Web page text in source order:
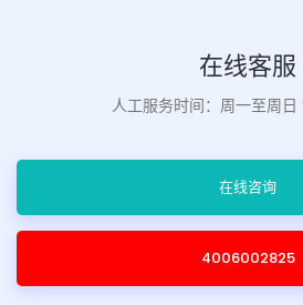
在线客服
人工服务时间：周一至周
在线咨询
4006002825